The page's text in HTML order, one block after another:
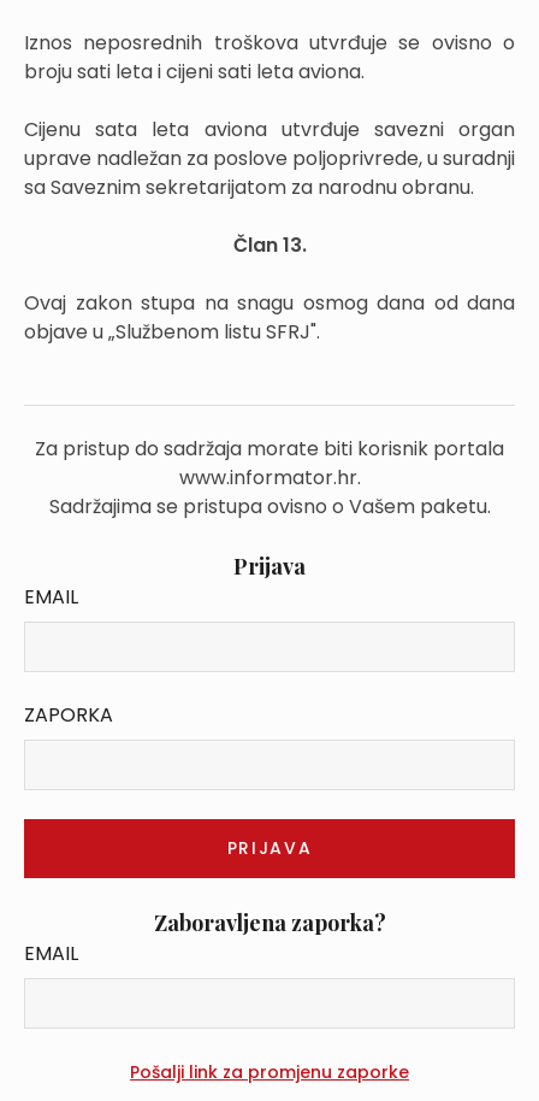
Iznos neposrednih troškova utvrđuje se ovisno o
broju sati leta i cijeni sati leta aviona.
Cijenu sata leta aviona utvrđuje savezni organ
uprave nadležan za poslove poljoprivrede, u suradnji
sa Saveznim sekretarijatom za narodnu obranu.
Član 13.
Ovaj zakon stupa na snagu osmog dana od dana
objave u „Službenom listu SFRJ".
Za pristup do sadržaja morate biti korisnik portala
www.informator.hr.
Sadržajima se pristupa ovisno o Vašem paketu.
Prijava
EMAIL
ZAPORKA
Zaboravljena zaporka?
EMAIL